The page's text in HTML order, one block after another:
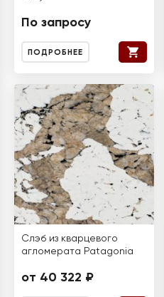
По запросу
ПОДРОБНЕЕ
Слэб из кварцевого
агломерата Patagonia
от 40 322 ₽